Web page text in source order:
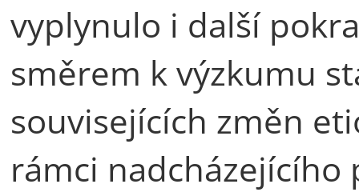
vyplynulo i další
směrem k výzkumu
souvisejících změn
rámci nadcházejícího